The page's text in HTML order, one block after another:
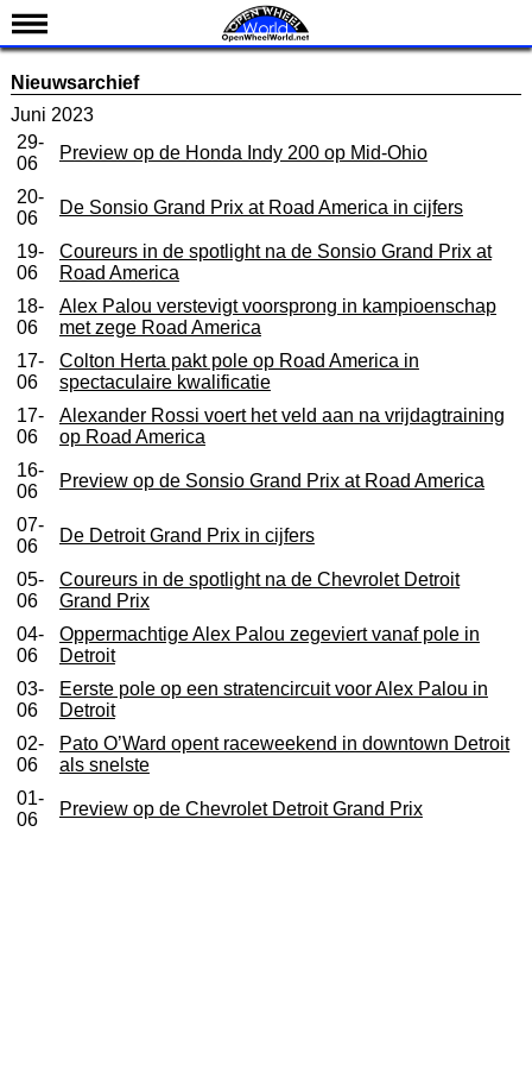
Kalender
Uitslagen
Standen
Coureurs
Teams
IndyCar 101
Indy 500
English
Nieuwsarchief
Juni 2023
29-
06
Preview op de Honda Indy 200 op Mid-Ohio
20-
06
De Sonsio Grand Prix at Road America in cijfers
19-
06
Coureurs in de spotlight na de Sonsio Grand Prix at
Road America
18-
06
Alex Palou verstevigt voorsprong in kampioenschap
met zege Road America
17-
06
Colton Herta pakt pole op Road America in
spectaculaire kwalificatie
17-
06
Alexander Rossi voert het veld aan na vrijdagtraining
op Road America
16-
06
Preview op de Sonsio Grand Prix at Road America
07-
06
De Detroit Grand Prix in cijfers
05-
06
Coureurs in de spotlight na de Chevrolet Detroit
Grand Prix
04-
06
Oppermachtige Alex Palou zegeviert vanaf pole in
Detroit
03-
06
Eerste pole op een stratencircuit voor Alex Palou in
Detroit
02-
06
Pato O’Ward opent raceweekend in downtown Detroit
als snelste
01-
06
Preview op de Chevrolet Detroit Grand Prix